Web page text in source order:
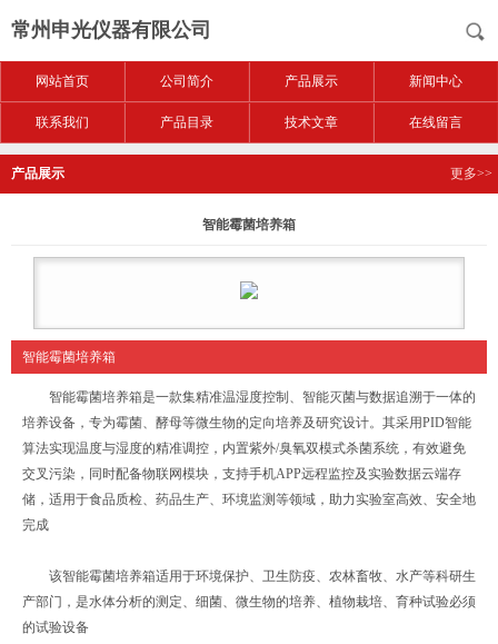
常州申光仪器有限公司
网站首页 公司简介 产品展示 新闻中心
联系我们 产品目录 技术文章 在线留言
产品展示 更多>>
智能霉菌培养箱
智能霉菌培养箱
智能霉菌培养箱是一款集精准温湿度控制、智能灭菌与数据追溯于一体的
培养设备，专为霉菌、酵母等微生物的定向培养及研究设计。其采用PID智能
算法实现温度与湿度的精准调控，内置紫外/臭氧双模式杀菌系统，有效避免
交叉污染，同时配备物联网模块，支持手机APP远程监控及实验数据云端存
储，适用于食品质检、药品生产、环境监测等领域，助力实验室高效、安全地
完成
该智能霉菌培养箱适用于环境保护、卫生防疫、农林畜牧、水产等科研生
产部门，是水体分析的测定、细菌、微生物的培养、植物栽培、育种试验必须
的试验设备